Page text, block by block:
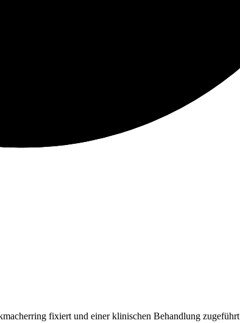
fixiert und einer klinischen Behandlung zugeführt